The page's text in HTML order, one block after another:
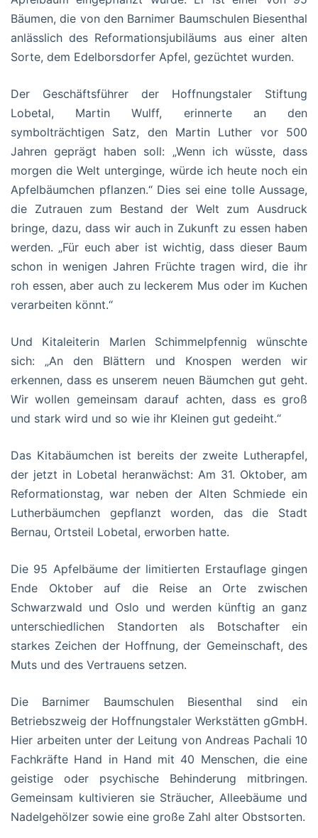
Bäumen, die von den Barnimer Baumschulen Biesenthal
anlässlich des Reformationsjubiläums aus einer alten
Sorte, dem Edelborsdorfer Apfel, gezüchtet wurden.
Der Geschäftsführer der Hoffnungstaler Stiftung
Lobetal, Martin Wulff, erinnerte an den
symbolträchtigen Satz, den Martin Luther vor 500
Jahren geprägt haben soll: „Wenn ich wüsste, dass
morgen die Welt unterginge, würde ich heute noch ein
Apfelbäumchen pflanzen.“ Dies sei eine tolle Aussage,
die Zutrauen zum Bestand der Welt zum Ausdruck
bringe, dazu, dass wir auch in Zukunft zu essen haben
werden. „Für euch aber ist wichtig, dass dieser Baum
schon in wenigen Jahren Früchte tragen wird, die ihr
roh essen, aber auch zu leckerem Mus oder im Kuchen
verarbeiten könnt.“
Und Kitaleiterin Marlen Schimmelpfennig wünschte
sich: „An den Blättern und Knospen werden wir
erkennen, dass es unserem neuen Bäumchen gut geht.
Wir wollen gemeinsam darauf achten, dass es groß
und stark wird und so wie ihr Kleinen gut gedeiht.“
Das Kitabäumchen ist bereits der zweite Lutherapfel,
der jetzt in Lobetal heranwächst: Am 31. Oktober, am
Reformationstag, war neben der Alten Schmiede ein
Lutherbäumchen gepflanzt worden, das die Stadt
Bernau, Ortsteil Lobetal, erworben hatte.
Die 95 Apfelbäume der limitierten Erstauflage gingen
Ende Oktober auf die Reise an Orte zwischen
Schwarzwald und Oslo und werden künftig an ganz
unterschiedlichen Standorten als Botschafter ein
starkes Zeichen der Hoffnung, der Gemeinschaft, des
Muts und des Vertrauens setzen.
Die Barnimer Baumschulen Biesenthal sind ein
Betriebszweig der Hoffnungstaler Werkstätten gGmbH.
Hier arbeiten unter der Leitung von Andreas Pachali 10
Fachkräfte Hand in Hand mit 40 Menschen, die eine
geistige oder psychische Behinderung mitbringen.
Gemeinsam kultivieren sie Sträucher, Alleebäume und
Nadelgehölzer sowie eine große Zahl alter Obstsorten.